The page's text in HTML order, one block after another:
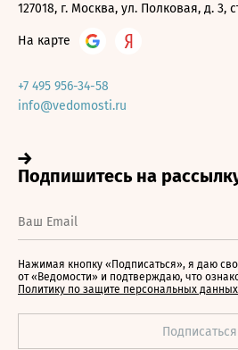
127018, г. Москва, ул. Полковая, д. 3,
На карте
+7 495 956-34-58
info@vedomosti.ru
Нажимая кнопку «Подписаться», я даю
от «Ведомости» и подтверждаю, что
Политику по защите персональных данных